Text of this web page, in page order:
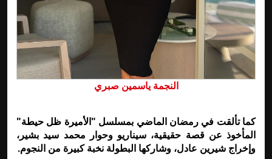
النجمة ياسمين صبري
كما تألقت في رمضان الماضي بمسلسل "الأميرة ظل حيطة"
المأخوذ عن قصة حقيقية، سيناريو وحوار محمد سيد بشير،
وإخراج شيرين عادل، وشاركها البطولة نخبة كبيرة من النجوم.